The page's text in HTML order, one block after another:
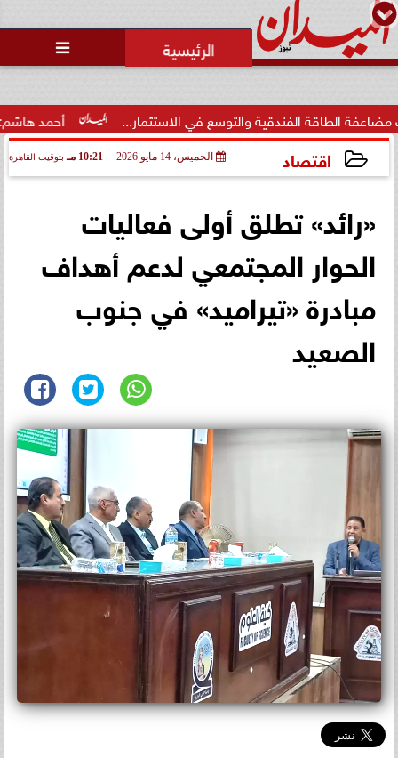

أحمد هاشم: الإعلام والتوسع في الاستثمار...
اقتصاد الخميس، 14 مايو 2026 10:21 مـ بتوقيت القاهرة
«رائد» تطلق أولى فعاليات
الحوار المجتمعي لدعم أهداف
مبادرة «تيراميد» في جنوب
الصعيد